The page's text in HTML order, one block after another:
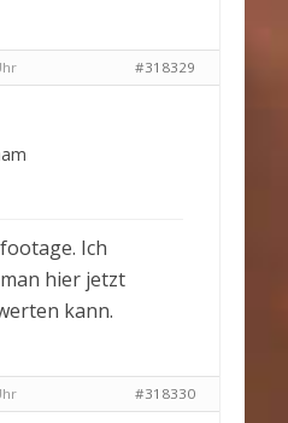
#318329
Ich
hier jetzt
kann.
#318330